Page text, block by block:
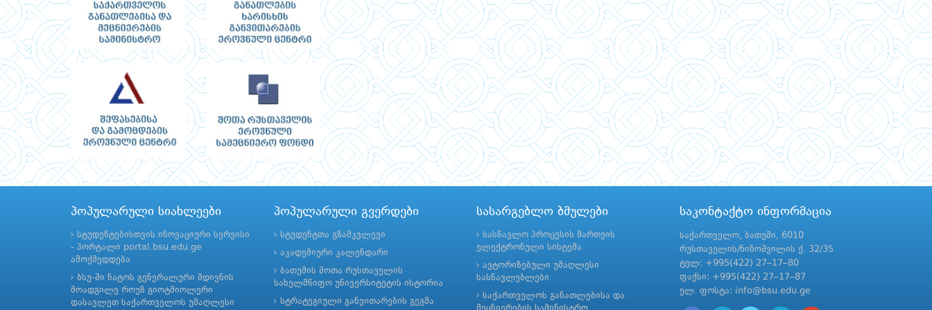
პოპულარული სიახლეები
სტუდენტებისთვის ინოვაციური სერვისი
- პორტალი portal.bsu.edu.ge
ამოქმედდება
ბსუ-ში ნატოს გენერალური მდივნის
მოადგილე როუზ გიოტმიოლერი
დასავლეთ საქართველოს უმაღლესი
პოპულარული გვერდები
სტუდენტთა გზამკვლევი
აკადემიური კალენდარი
ბათუმის შოთა რუსთაველის
სახელმწიფო უნივერსიტეტის ისტორია
სტრატეგიული განვითარების გეგმა
სასარგებლო ბმულები
სასწავლო პროცესის მართვის
ელექტრონული სისტემა
ავტორიზებული უმაღლესი
სასწავლებლები
საქართველოს განათლებისა და
მეცნიერების სამინისტრო
საკონტაქტო ინფორმაცია
საქართველო, ბათუმი, 6010
რუსთაველის/ნინოშვილის ქ. 32/35
ტელ: +995(422) 27–17–80
ფაქსი: +995(422) 27–17–87
ელ. ფოსტა: info@bsu.edu.ge